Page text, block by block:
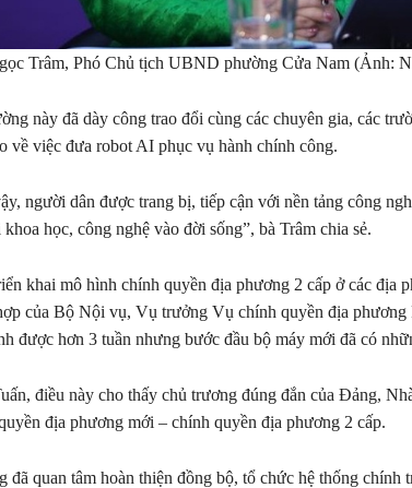
Trâm, Phó Chủ tịch UBND phường Cửa Nam (Ảnh:
này đã dày công trao đổi cùng các chuyên gia, các
về việc đưa robot AI phục vụ hành chính công.
người dân được trang bị, tiếp cận với nền tảng công
học, công nghệ vào đời sống”, bà Trâm chia sẻ.
khai mô hình chính quyền địa phương 2 cấp ở các địa
của Bộ Nội vụ, Vụ trưởng Vụ chính quyền địa phương
được hơn 3 tuần nhưng bước đầu bộ máy mới đã có
điều này cho thấy chủ trương đúng đắn của Đảng,
địa phương mới – chính quyền địa phương 2 cấp.
đã quan tâm hoàn thiện đồng bộ, tổ chức hệ thống chính